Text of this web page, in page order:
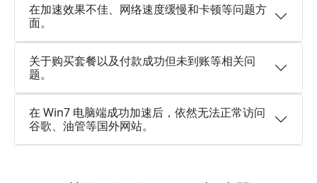
在加速效果不佳、网络速度缓慢和卡顿等问题方
面。
关于购买套餐以及付款成功但未到账等相关问
题。
在 Win7 电脑端成功加速后，依然无法正常访问
谷歌、油管等国外网站。